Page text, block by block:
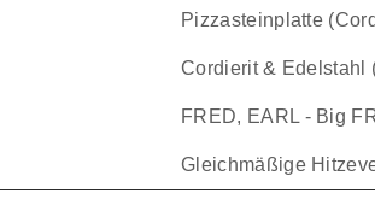
Pizzasteinplatte
Cordierit & Edelstahl
FRED, EARL - Big
Gleichmäßige